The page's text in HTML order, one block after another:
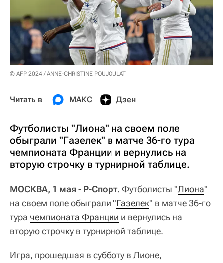
© AFP 2024 / ANNE-CHRISTINE POUJOULAT
Читать в МАКС Дзен
Футболисты "Лиона" на своем поле
обыграли "Газелек" в матче 36-го тура
чемпионата Франции и вернулись на
вторую строчку в турнирной таблице.
МОСКВА, 1 мая - Р-Спорт. Футболисты "Лиона"
на своем поле обыграли "Газелек" в матче 36-го
тура чемпионата Франции и вернулись на
вторую строчку в турнирной таблице.
Игра, прошедшая в субботу в Лионе,